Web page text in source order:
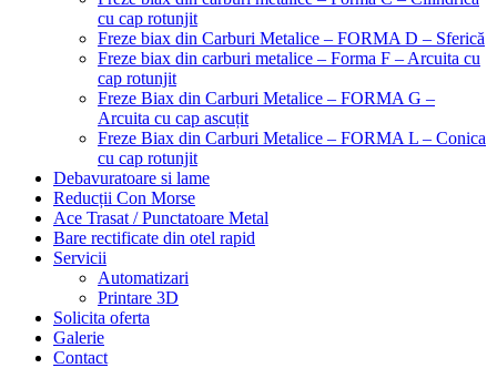
cu cap rotunjit
Freze biax din Carburi Metalice – FORMA D – Sferică
Freze biax din carburi metalice – Forma F – Arcuita cu
cap rotunjit
Freze Biax din Carburi Metalice – FORMA G –
Arcuita cu cap ascuțit
Freze Biax din Carburi Metalice – FORMA L – Conica
cu cap rotunjit
Debavuratoare si lame
Reducții Con Morse
Ace Trasat / Punctatoare Metal
Bare rectificate din otel rapid
Servicii
Automatizari
Printare 3D
Solicita oferta
Galerie
Contact